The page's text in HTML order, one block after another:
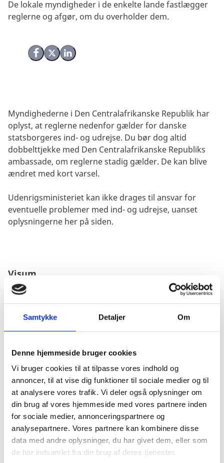
Samtykke Detaljer Om
Denne hjemmeside bruger cookies
Vi bruger cookies til at tilpasse vores indhold og
annoncer, til at vise dig funktioner til sociale medier og til
at analysere vores trafik. Vi deler også oplysninger om
din brug af vores hjemmeside med vores partnere inden
for sociale medier, annonceringspartnere og
analysepartnere. Vores partnere kan kombinere disse
data med andre oplysninger, du har givet dem, eller som
de har indsamlet fra din brug af deres tjenester.
Del på Facebook
Del på X (Twitter)
Del på LinkedIn
De lokale myndigheder i de enkelte lande fastlægger
reglerne og afgør, om du overholder dem.
Myndighederne i Den Centralafrikanske Republik har
oplyst, at reglerne nedenfor gælder for danske
statsborgeres ind- og udrejse. Du bør dog altid
dobbelttjekke med Den Centralafrikanske Republiks
ambassade, om reglerne stadig gælder. De kan blive
ændret med kort varsel.
Udenrigsministeriet kan ikke drages til ansvar for
eventuelle problemer med ind- og udrejse, uanset
oplysningerne her på siden.
Visum
Visumpligt. Vi har ikke yderligere oplysninger om
visumregler for danskeres indrejse i Den
Centralafrikanske Republik. Du anbefales i stedet at
Pas
Pas skal være gyldigt i mindst 6 måneder ved
indrejse.
Passet må ikke være beskadiget.
Forlænget danske pas: Ingen information. Du
anbefales i stedet at kontakte landets ambassade i